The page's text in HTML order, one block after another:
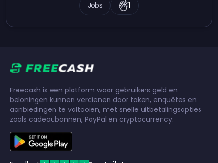
Jobs 1
Freecash is een platform waar gebruikers geld en
beloningen kunnen verdienen door taken, enquêtes en
aanbiedingen te voltooien, met snelle uitbetalingsopties
zoals cadeaubonnen, PayPal en cryptocurrency.